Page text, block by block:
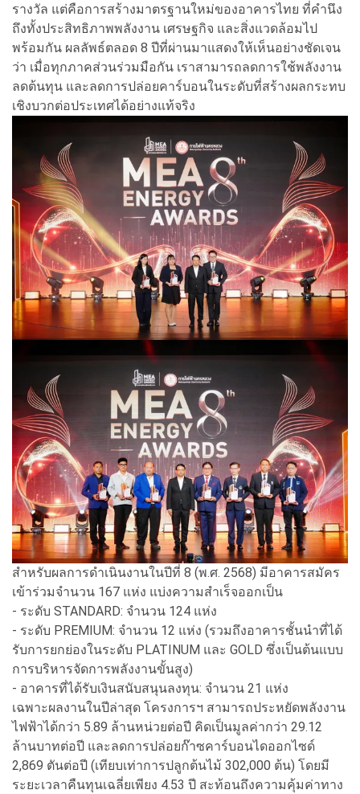
รางวัล แต่คือการสร้างมาตรฐานใหม่ของอาคารไทย ที่คำนึง
ถึงทั้งประสิทธิภาพพลังงาน เศรษฐกิจ และสิ่งแวดล้อมไป
พร้อมกัน ผลลัพธ์ตลอด 8 ปีที่ผ่านมาแสดงให้เห็นอย่างชัดเจน
ว่า เมื่อทุกภาคส่วนร่วมมือกัน เราสามารถลดการใช้พลังงาน
ลดต้นทุน และลดการปล่อยคาร์บอนในระดับที่สร้างผลกระทบ
เชิงบวกต่อประเทศได้อย่างแท้จริง
สำหรับผลการดำเนินงานในปีที่ 8 (พ.ศ. 2568) มีอาคารสมัคร
เข้าร่วมจำนวน 167 แห่ง แบ่งความสำเร็จออกเป็น
- ระดับ STANDARD: จำนวน 124 แห่ง
- ระดับ PREMIUM: จำนวน 12 แห่ง (รวมถึงอาคารชั้นนำที่ได้
รับการยกย่องในระดับ PLATINUM และ GOLD ซึ่งเป็นต้นแบบ
การบริหารจัดการพลังงานขั้นสูง)
- อาคารที่ได้รับเงินสนับสนุนลงทุน: จำนวน 21 แห่ง
เฉพาะผลงานในปีล่าสุด โครงการฯ สามารถประหยัดพลังงาน
ไฟฟ้าได้กว่า 5.89 ล้านหน่วยต่อปี คิดเป็นมูลค่ากว่า 29.12
ล้านบาทต่อปี และลดการปล่อยก๊าซคาร์บอนไดออกไซด์
2,869 ตันต่อปี (เทียบเท่าการปลูกต้นไม้ 302,000 ต้น) โดยมี
ระยะเวลาคืนทุนเฉลี่ยเพียง 4.53 ปี สะท้อนถึงความคุ้มค่าทาง